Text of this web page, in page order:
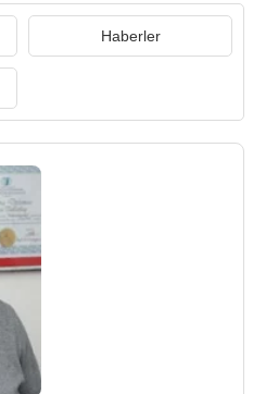
Haberler